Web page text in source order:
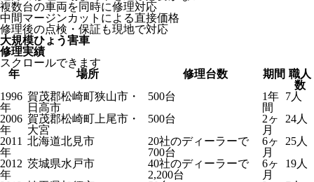
複数台の車両を同時に修理対応
中間マージンカットによる直接価格
修理後の点検・保証も現地で対応
大規模ひょう害車
修理実績
スクロールできます
年
場所 修理台数 期間 職人
数
1996
年
賀茂郡松崎町狭山市・
日高市
500台
1年
間
7人
2006
年
賀茂郡松崎町上尾市・
大宮
500台
2ヶ
月
24人
2011
年
北海道北見市
20社のディーラーで
700台
6ヶ
月
25人
2012
年
茨城県水戸市
40社のディーラーで
2,200台
6ヶ
月
19人